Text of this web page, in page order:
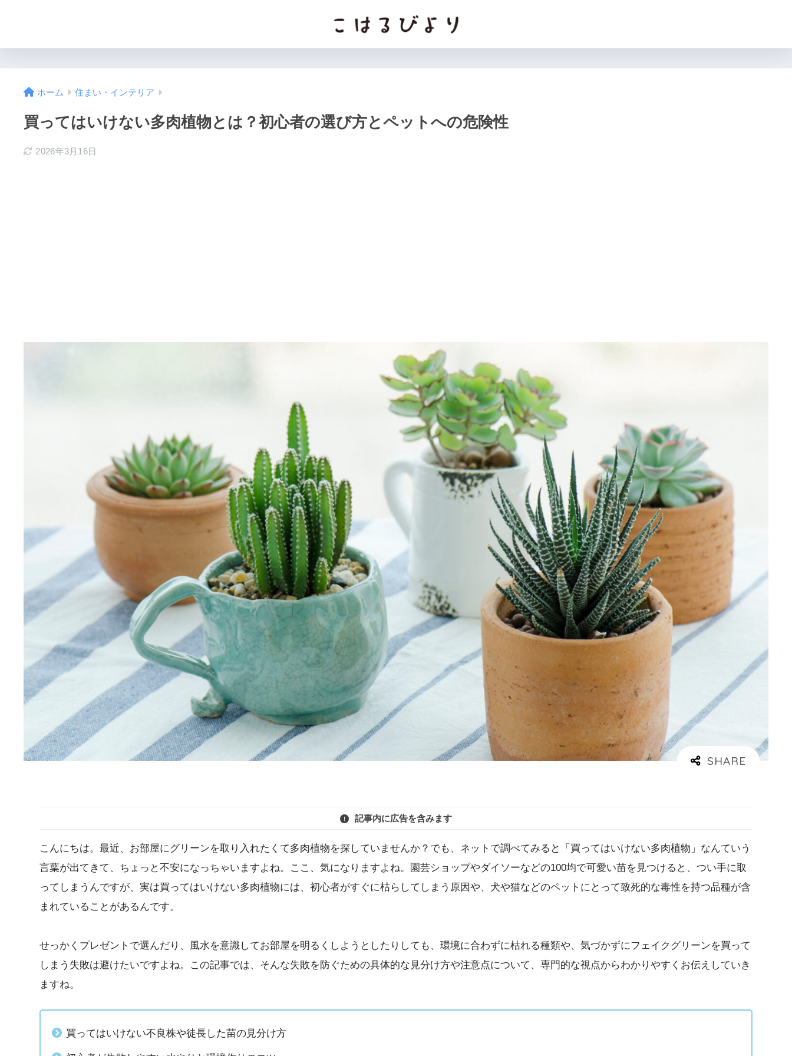
ホーム 住まい・インテリア
買ってはいけない多肉植物とは？初心者の選び方とペットへの危険性
2026年3月16日
記事内に広告を含みます
こんにちは。最近、お部屋にグリーンを取り入れたくて多肉植物を探していませんか？でも、ネットで調べてみると「買ってはいけない多肉植物」なんていう
言葉が出てきて、ちょっと不安になっちゃいますよね。ここ、気になりますよね。園芸ショップやダイソーなどの100均で可愛い苗を見つけると、つい手に取
ってしまうんですが、実は買ってはいけない多肉植物には、初心者がすぐに枯らしてしまう原因や、犬や猫などのペットにとって致死的な毒性を持つ品種が含
まれていることがあるんです。
せっかくプレゼントで選んだり、風水を意識してお部屋を明るくしようとしたりしても、環境に合わずに枯れる種類や、気づかずにフェイクグリーンを買って
しまう失敗は避けたいですよね。この記事では、そんな失敗を防ぐための具体的な見分け方や注意点について、専門的な視点からわかりやすくお伝えしていき
ますね。
買ってはいけない不良株や徒長した苗の見分け方